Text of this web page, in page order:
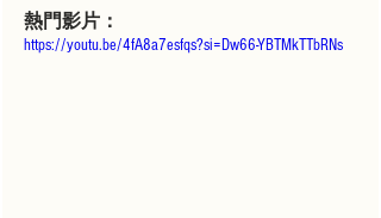
熱門影片：
https://youtu.be/4fA8a7esfqs?si=Dw66-YBTMkTTbRNs